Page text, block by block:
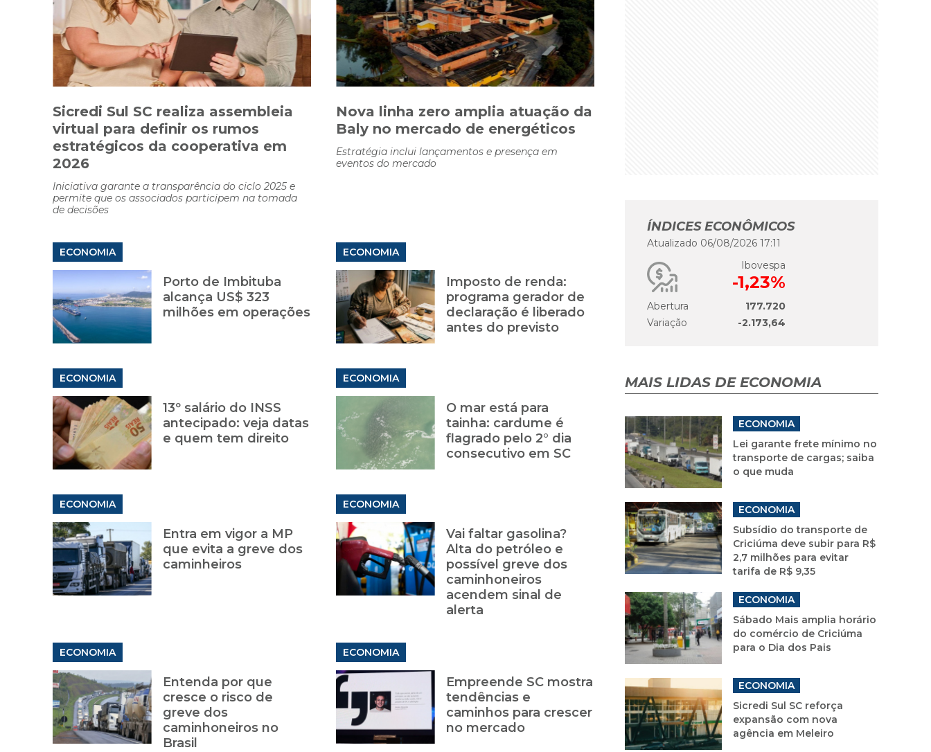
Sicredi Sul SC realiza assembleia
virtual para definir os rumos
estratégicos da cooperativa em
2026
Iniciativa garante a transparência do ciclo 2025 e
permite que os associados participem na tomada
de decisões
Nova linha zero amplia atuação da
Baly no mercado de energéticos
Estratégia inclui lançamentos e presença em
eventos do mercado
ECONOMIA
Porto de Imbituba
alcança US$ 323
milhões em operações
ECONOMIA
Imposto de renda:
programa gerador de
declaração é liberado
antes do previsto
ECONOMIA
13º salário do INSS
antecipado: veja datas
e quem tem direito
ECONOMIA
O mar está para
tainha: cardume é
flagrado pelo 2° dia
consecutivo em SC
ECONOMIA
Entra em vigor a MP
que evita a greve dos
caminheiros
ECONOMIA
Vai faltar gasolina?
Alta do petróleo e
possível greve dos
caminhoneiros
acendem sinal de
alerta
ECONOMIA
Entenda por que
cresce o risco de
greve dos
caminhoneiros no
Brasil
ECONOMIA
Empreende SC mostra
tendências e
caminhos para crescer
no mercado
ÍNDICES ECONÔMICOS
Atualizado 06/08/2026 17:11
Ibovespa
-1,23%
Abertura
177.720
Variação
-2.173,64
MAIS LIDAS DE ECONOMIA
ECONOMIA
Lei garante frete mínimo no
transporte de cargas; saiba
o que muda
ECONOMIA
Subsídio do transporte de
Criciúma deve subir para R$
2,7 milhões para evitar
tarifa de R$ 9,35
ECONOMIA
Sábado Mais amplia horário
do comércio de Criciúma
para o Dia dos Pais
ECONOMIA
Sicredi Sul SC reforça
expansão com nova
agência em Meleiro